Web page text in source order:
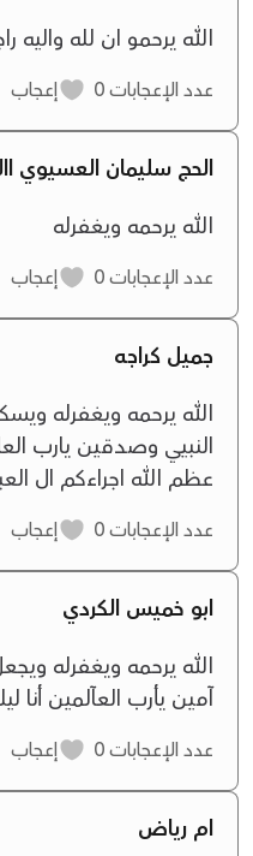
الله يرحمو ان لله واليه
عدد الإعجابات إعجاب
الحج سليمان العسيوي
الله يرحمه ويغفرله
عدد الإعجابات إعجاب
جميل كراجه
الله يرحمه ويغفرله
النبيي وصدقين يارب
عظم الله اجراءكم ال
عدد الإعجابات إعجاب
ابو خميس الكردي
الله يرحمه ويغفرله
آمين يأرب العآلمين أنا
عدد الإعجابات إعجاب
ام رياض